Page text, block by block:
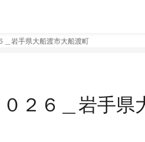
＿岩手県大船渡市大船渡町
２６＿岩手県